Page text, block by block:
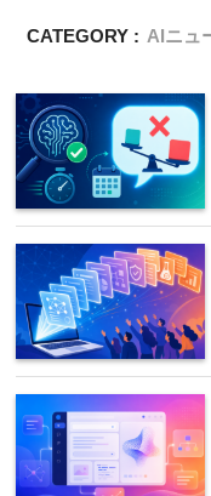
CATEGORY : AIニュ